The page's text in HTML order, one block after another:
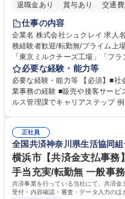
退職金あり
賞与あり 交通
仕事の内容
企業名 株式会社シュクレイ 求人名 【東京/お菓子メーカーの事務担当】事
務経験者歓迎/転勤無/プライム上場G 仕事の内容 「ザ・メープルマ
「東京ミルクチーズ工場」「フ
ー」「DROOLY」等のブランド
ブランド商品の事務業務をお任せいたします。 【具
舗からの発注受付/PC入力業務 ■
録 ■日々の売上抽出・報告 ■提携
必要な経験・能力等
必要な経験・能力等 【必須】■
業事務の経験 ■販売や接客サービスの経験 【キャリアステ
ルス管理課でキャリアステップ
や個別面談を通してご自身のキャ
もバックアップしていきます。 学歴・資格 学歴：大学院 大学 高専 短大
専修学校 高校 語学力： 資格：
正社員
全国共済神奈川県生活協同
横浜市【共済金支払事務
手当充実/転勤無 一般事務
共済事業を行っている当社にて、共済
受付・内容確認・審査・データ入力のほ